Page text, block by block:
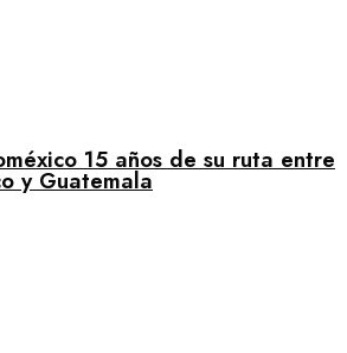
15 años de su ruta entre
y Guatemala